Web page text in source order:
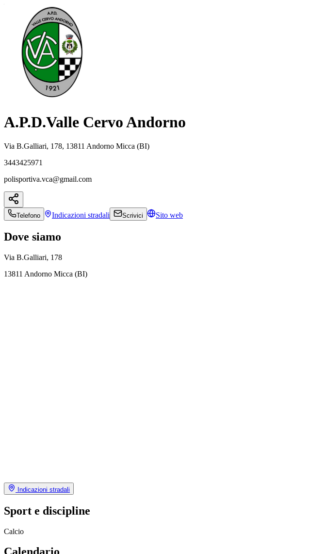
A.P.D.Valle Cervo Andorno
Via B.Galliari, 178, 13811 Andorno Micca (BI)
3443425971
polisportiva.vca@gmail.com
Telefono Indicazioni stradali Scrivici Sito web
Dove siamo
Via B.Galliari, 178
13811 Andorno Micca (BI)
Indicazioni stradali
Sport e discipline
Calcio